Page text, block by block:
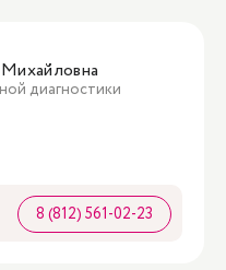
диагностики
8 (812) 561-02-23